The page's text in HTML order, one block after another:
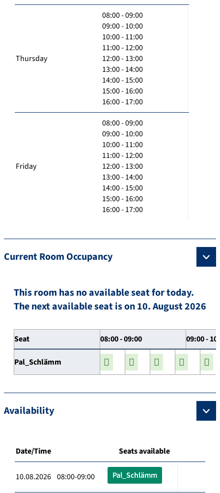
Thursday
08:00 - 09:00
09:00 - 10:00
10:00 - 11:00
11:00 - 12:00
12:00 - 13:00
13:00 - 14:00
14:00 - 15:00
15:00 - 16:00
16:00 - 17:00
Friday
08:00 - 09:00
09:00 - 10:00
10:00 - 11:00
11:00 - 12:00
12:00 - 13:00
13:00 - 14:00
14:00 - 15:00
15:00 - 16:00
16:00 - 17:00
Current Room Occupancy
This room has no available seat for today.
The next available seat is on 10. August 2026
Seat 08:00 - 09:00 09:00 -
Pal_Schlämm
Availability
Date/Time Seats available
10.08.2026 08:00-09:00 Pal_Schlämm